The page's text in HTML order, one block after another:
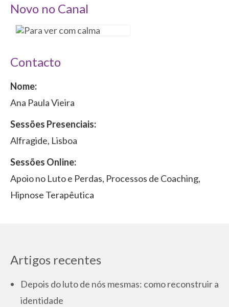
Novo no Canal
Contacto
Nome:
Ana Paula Vieira
Sessões Presenciais:
Alfragide, Lisboa
Sessões Online:
Apoio no Luto e Perdas, Processos de Coaching,
Hipnose Terapêutica
Artigos recentes
Depois do luto de nós mesmas: como reconstruir a
identidade